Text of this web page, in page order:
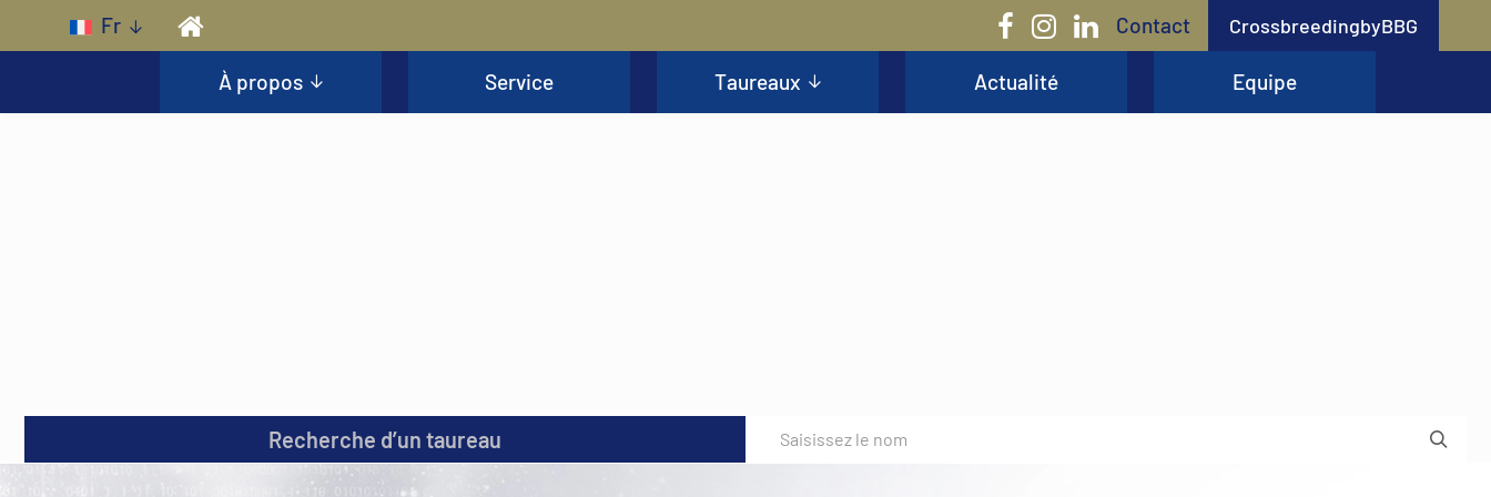
Skip to main content
Fr Contact CrossbreedingbyBBG
À propos Service Taureaux Actualité Equipe
Recherche d’un taureau